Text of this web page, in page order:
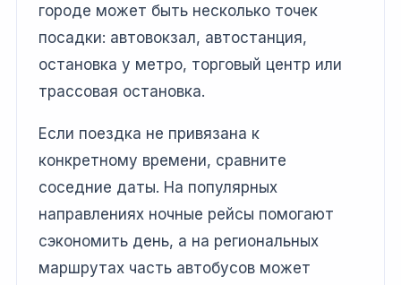
городе может быть несколько точек
посадки: автовокзал, автостанция,
остановка у метро, торговый центр или
трассовая остановка.
Если поездка не привязана к
конкретному времени, сравните
соседние даты. На популярных
направлениях ночные рейсы помогают
сэкономить день, а на региональных
маршрутах часть автобусов может